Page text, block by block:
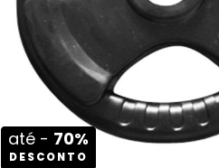
até - 70%
DESCONTO